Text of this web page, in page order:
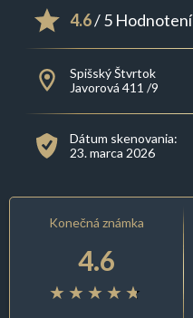
4.6/ 5 Hodnotení
Spišský Štvrtok
Javorová 411 /9
Dátum skenovania:
23. marca 2026
Konečná známka
4.6